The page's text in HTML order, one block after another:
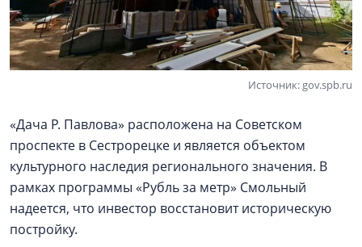
Источник: gov.spb.ru
«Дача Р. Павлова» расположена на Советском
проспекте в Сестрорецке и является объектом
культурного наследия регионального значения. В
рамках программы «Рубль за метр» Смольный
надеется, что инвестор восстановит историческую
постройку.